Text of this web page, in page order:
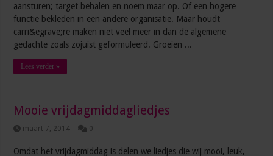
aansturen; target behalen en noem maar op. Of een hogere
functie bekleden in een andere organisatie. Maar houdt
carri&egrave;re maken niet veel meer in dan de algemene
gedachte zoals zojuist geformuleerd. Groeien ...
Lees verder »
Mooie vrijdagmiddagliedjes
maart 7, 2014 0
Omdat het vrijdagmiddag is delen we liedjes die wij mooi, leuk,